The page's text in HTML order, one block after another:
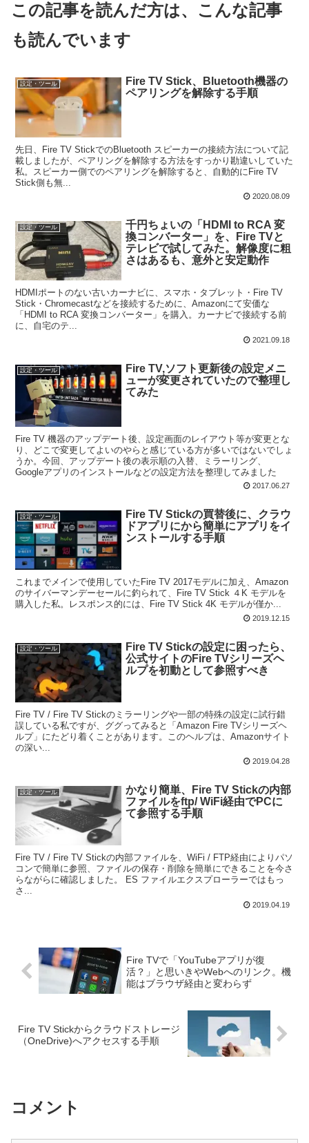
この記事を読んだ方は、こんな記事
も読んでいます
設定・ツール
Fire TV Stick、Bluetooth機器の
ペアリングを解除する手順
先日、Fire TV StickでのBluetooth スピーカーの接続方法について記
載しましたが、ペアリングを解除する方法をすっかり勘違いしていた
私。スピーカー側でのペアリングを解除すると、自動的にFire TV
Stick側も無...
2020.08.09
設定・ツール
千円ちょいの「HDMI to RCA 変
換コンバーター」を、Fire TVと
テレビで試してみた。解像度に粗
さはあるも、意外と安定動作
HDMIポートのない古いカーナビに、スマホ・タブレット・Fire TV
Stick・Chromecastなどを接続するために、Amazonにて安価な
「HDMI to RCA 変換コンバーター」を購入。カーナビで接続する前
に、自宅のテ...
2021.09.18
設定・ツール
Fire TV,ソフト更新後の設定メニ
ューが変更されていたので整理し
てみた
Fire TV 機器のアップデート後、設定画面のレイアウト等が変更とな
り、どこで変更してよいのやらと感じている方が多いではないでしょ
うか。今回、アップデート後の表示順の入替、ミラーリング、
Googleアプリのインストールなどの設定方法を整理してみました
2017.06.27
設定・ツール
Fire TV Stickの買替後に、クラウ
ドアプリにから簡単にアプリをイ
ンストールする手順
これまでメインで使用していたFire TV 2017モデルに加え、Amazon
のサイバーマンデーセールに釣られて、Fire TV Stick ４K モデルを
購入した私。レスポンス的には、Fire TV Stick 4K モデルが僅か...
2019.12.15
設定・ツール
Fire TV Stickの設定に困ったら、
公式サイトのFire TVシリーズヘ
ルプを初動として参照すべき
Fire TV / Fire TV Stickのミラーリングや一部の特殊の設定に試行錯
誤している私ですが、ググってみると「Amazon Fire TVシリーズヘ
ルプ」にたどり着くことがあります。このヘルプは、Amazonサイト
の深い...
2019.04.28
設定・ツール
かなり簡単、Fire TV Stickの内部
ファイルをftp/ WiFi経由でPCに
て参照する手順
Fire TV / Fire TV Stickの内部ファイルを、WiFi / FTP経由によりパソ
コンで簡単に参照、ファイルの保存・削除を簡単にできることを今さ
らながらに確認しました。 ES ファイルエクスプローラーではもっ
さ...
2019.04.19
Fire TVで「YouTubeアプリが復
活？」と思いきやWebへのリンク。機
能はブラウザ経由と変わらず
Fire TV Stickからクラウドストレージ
（OneDrive)へアクセスする手順
コメント